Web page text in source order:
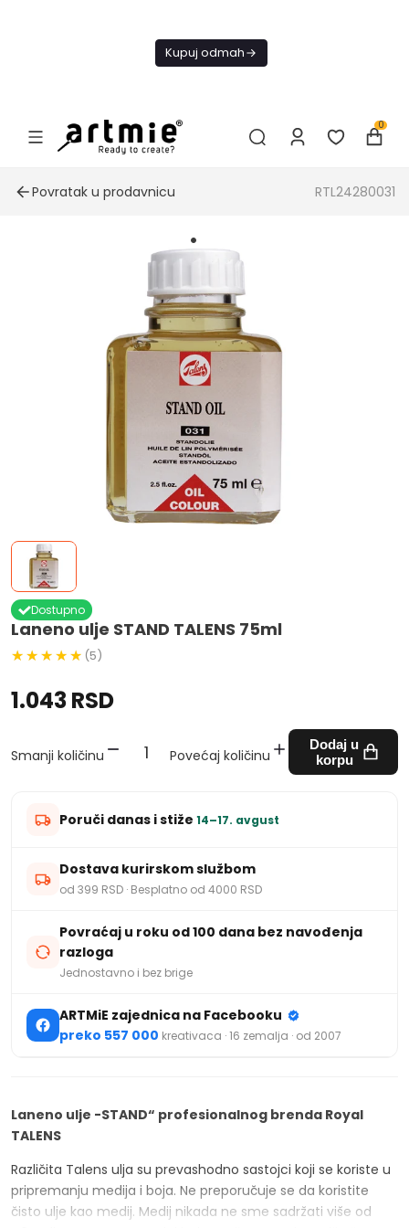
Kupuj odmah
0
Povratak u prodavnicu RTL24280031
Laneno ulje STAND TALENS 75ml
Dostupno
(5)
1.043 RSD
Smanji količinu Povećaj količinu
Dodaj u
korpu
Poruči danas i stiže 14–17. avgust
Dostava kurirskom službom
od 399 RSD · Besplatno od 4000 RSD
Povraćaj u roku od 100 dana bez navođenja
razloga
Jednostavno i bez brige
ARTMiE zajednica na Facebooku
preko 557 000 kreativaca · 16 zemalja · od 2007
Laneno ulje -STAND“ profesionalnog brenda Royal
TALENS
Različita Talens ulja su prevashodno sastojci koji se koriste u
pripremanju medija i boja. Ne preporučuje se da koristite
čisto ulje kao medij. Medij nikada ne sme sadržati više od